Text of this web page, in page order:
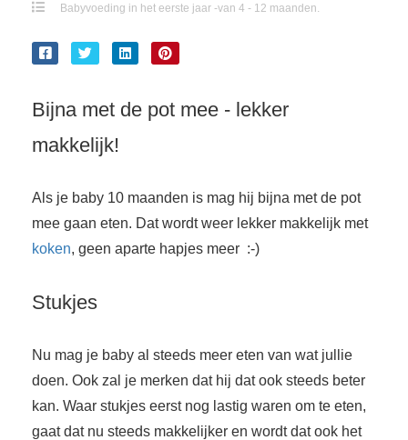
Babyvoeding in het eerste jaar -van 4 - 12 maanden.
Bijna met de pot mee - lekker
makkelijk!
Als je baby 10 maanden is mag hij bijna met de pot
mee gaan eten. Dat wordt weer lekker makkelijk met
koken, geen aparte hapjes meer :-)
Stukjes
Nu mag je baby al steeds meer eten van wat jullie
doen. Ook zal je merken dat hij dat ook steeds beter
kan. Waar stukjes eerst nog lastig waren om te eten,
gaat dat nu steeds makkelijker en wordt dat ook het